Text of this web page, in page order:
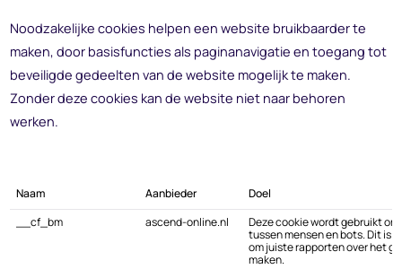
Noodzakelijke cookies helpen een website bruikbaarder te
maken, door basisfuncties als paginanavigatie en toegang tot
beveiligde gedeelten van de website mogelijk te maken.
Zonder deze cookies kan de website niet naar behoren
werken.
Naam Aanbieder
Doel
__cf_bm
ascend-online.nl
Deze cookie wordt gebruikt
tussen mensen en bots. Dit is
om juiste rapporten over het
maken.